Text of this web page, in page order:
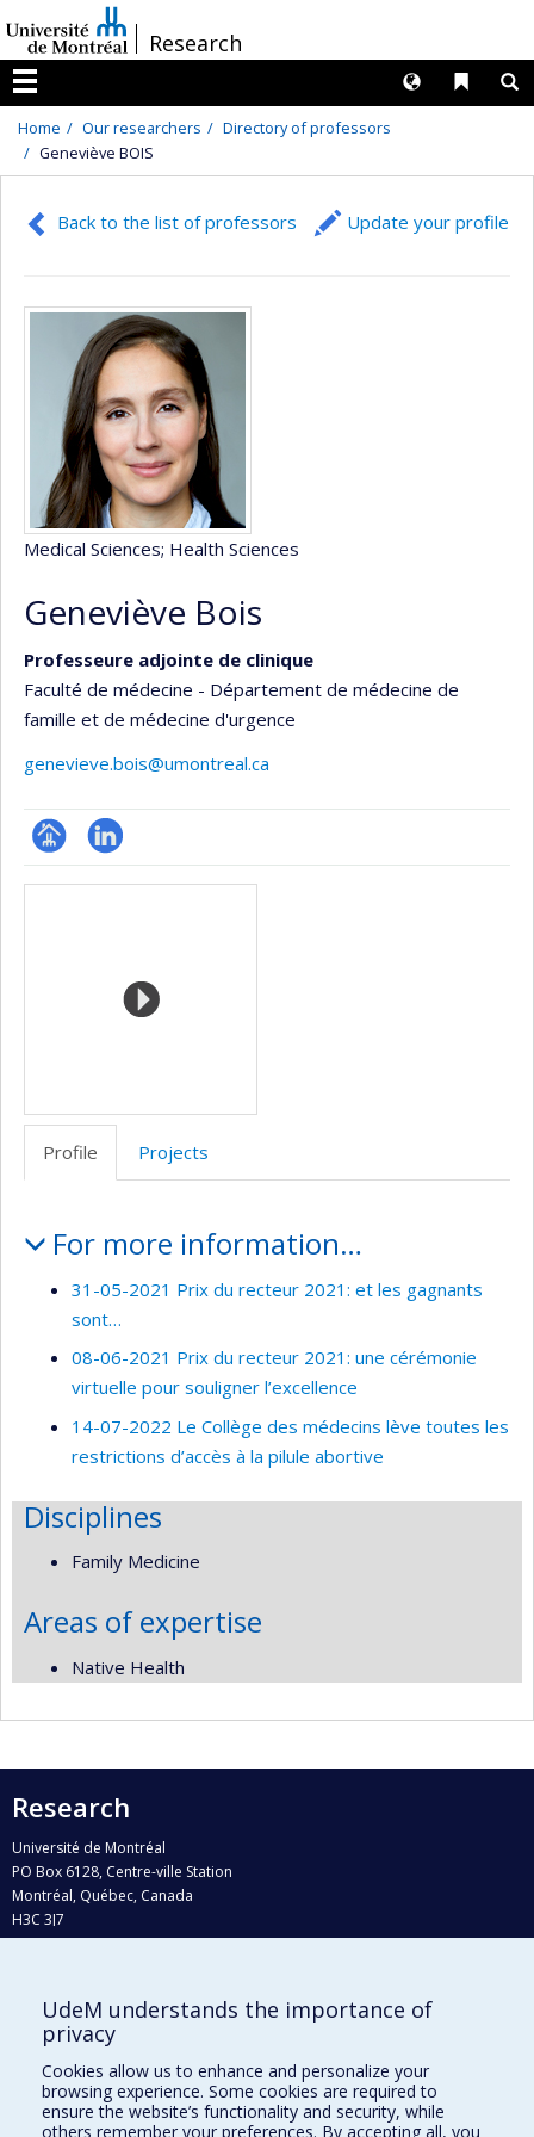
au
contenu
/Research
Menu
Liens
Langues
Home Our researchers
Directory of professors
Geneviève BOIS
Back to the list of professors Update your profile
Medical Sciences; Health Sciences
Geneviève Bois
Professeure adjointe de clinique
Faculté de médecine - Département de médecine de
famille et de médecine d'urgence
genevieve.bois@umontreal.ca
Page LinkedIn
Media
Profile Projects
For more information…
31-05-2021 Prix du recteur 2021: et les gagnants
sont…
08-06-2021 Prix du recteur 2021: une cérémonie
virtuelle pour souligner l’excellence
14-07-2022 Le Collège des médecins lève toutes les
restrictions d’accès à la pilule abortive
Disciplines
Family Medicine
Areas of expertise
Native Health
Research
Université de Montréal
PO Box 6128, Centre-ville Station
Montréal, Québec, Canada
H3C 3J7
Who does what?
Find us
Site map
UdeM understands the importance of
privacy
Cookies allow us to enhance and personalize your
browsing experience. Some cookies are required to
ensure the website’s functionality and security, while
others remember your preferences. By accepting all, you